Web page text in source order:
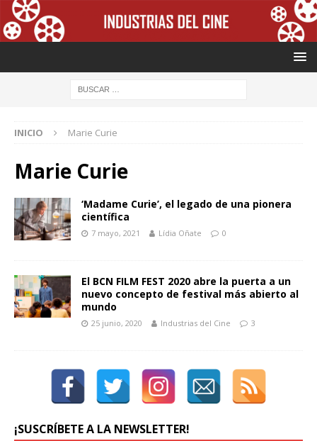
INICIO Marie Curie
Marie Curie
‘Madame Curie’, el legado de una pionera
científica
7 mayo, 2021 Lídia Oñate 0
El BCN FILM FEST 2020 abre la puerta a un
nuevo concepto de festival más abierto al
mundo
25 junio, 2020 Industrias del Cine 3
¡SUSCRÍBETE A LA NEWSLETTER!